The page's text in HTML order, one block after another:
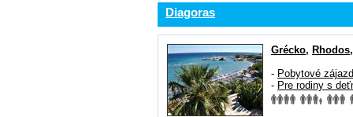
Diagoras
Grécko, Rhodos
- Pobytové
- Pre rodiny s